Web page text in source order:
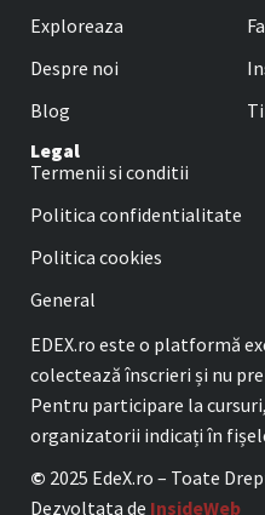
Exploreaza
Despre noi
Blog
Legal
Termenii si conditii
Politica confidentialitate
Politica cookies
General
EDEX.ro este o platformă
colectează înscrieri și nu
Pentru participare la
organizatorii indicați în
© 2025 EdeX.ro – Toate
Dezvoltata de InsideWeb